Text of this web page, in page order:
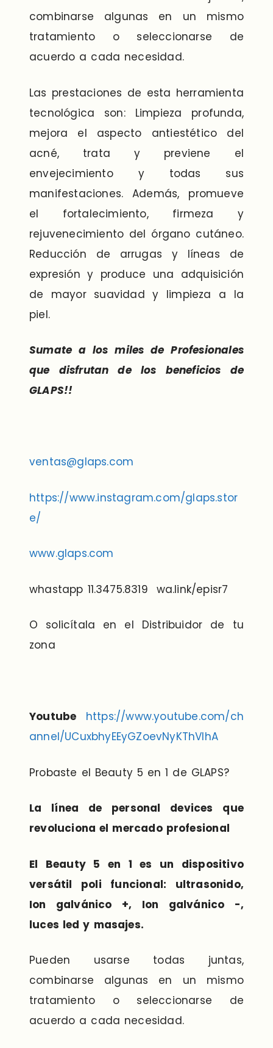
combinarse algunas en un mismo
tratamiento o seleccionarse de
acuerdo a cada necesidad.
Las prestaciones de esta herramienta
tecnológica son: Limpieza profunda,
mejora el aspecto antiestético del
acné, trata y previene el
envejecimiento y todas sus
manifestaciones. Además, promueve
el fortalecimiento, firmeza y
rejuvenecimiento del órgano cutáneo.
Reducción de arrugas y líneas de
expresión y produce una adquisición
de mayor suavidad y limpieza a la
piel.
Sumate a los miles de Profesionales
que disfrutan de los beneficios de
GLAPS!!
ventas@glaps.com
https://www.instagram.com/glaps.stor
e/
www.glaps.com
whastapp 11.3475.8319 wa.link/episr7
O solicítala en el Distribuidor de tu
zona
Youtube
https://www.youtube.com/ch
annel/UCuxbhyEEyGZoevNyKThVlhA
Probaste el Beauty 5 en 1 de GLAPS?
La línea de personal devices que
revoluciona el mercado profesional
El Beauty 5 en 1 es un dispositivo
versátil poli funcional: ultrasonido,
Ion galvánico +, Ion galvánico -,
luces led y masajes.
Pueden usarse todas juntas,
combinarse algunas en un mismo
tratamiento o seleccionarse de
acuerdo a cada necesidad.